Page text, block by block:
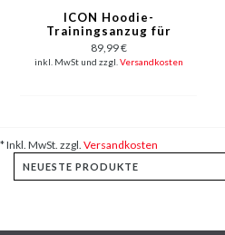
ICON Hoodie-
Trainingsanzug für
Herren –
Jogginganzug für
Erwachsene –
89,99 €
inkl. MwSt und zzgl. Versandkosten
* Inkl. MwSt. zzgl. Versandkosten